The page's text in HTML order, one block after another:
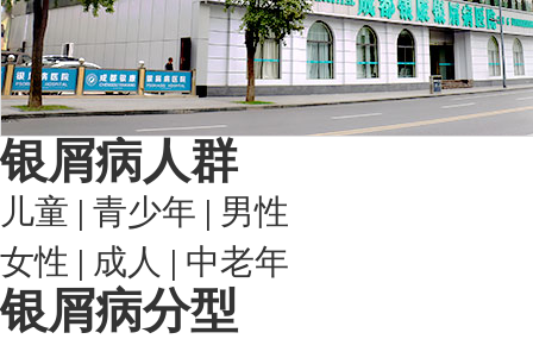
银屑病人群
儿童 | 青少年 | 男性
女性 | 成人 | 中老年
银屑病分型